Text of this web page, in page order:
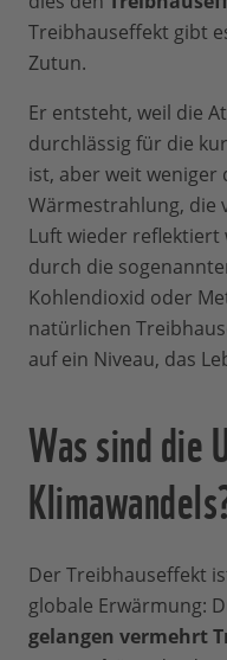
Treibhauseffekt gibt
Zutun.
Er entsteht, weil die
durchlässig für die
ist, aber weit weniger
Wärmestrahlung, die
Luft wieder reflektiert
durch die
Kohlendioxid oder
natürlichen
auf ein Niveau, das
Was sind die
Der Treibhauseffekt
globale Erwärmung:
gelangen vermehrt